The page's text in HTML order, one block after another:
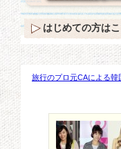
旅行のプロ元CAによる
はじめての方は